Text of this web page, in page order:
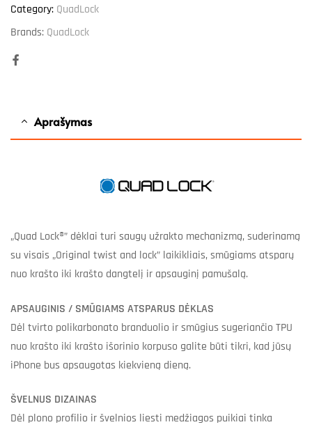
Category: QuadLock
Brands: QuadLock
Aprašymas
„Quad Lock®” dėklai turi saugų užrakto mechanizmą, suderinamą
su visais „Original twist and lock” laikikliais, smūgiams atsparų
nuo krašto iki krašto dangtelį ir apsauginį pamušalą.
APSAUGINIS / SMŪGIAMS ATSPARUS DĖKLAS
Dėl tvirto polikarbonato branduolio ir smūgius sugeriančio TPU
nuo krašto iki krašto išorinio korpuso galite būti tikri, kad jūsų
iPhone bus apsaugotas kiekvieną dieną.
ŠVELNUS DIZAINAS
Dėl plono profilio ir švelnios liesti medžiagos puikiai tinka